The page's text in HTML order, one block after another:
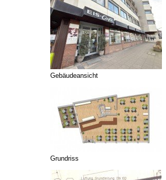
Gebäudeansicht
Grundriss